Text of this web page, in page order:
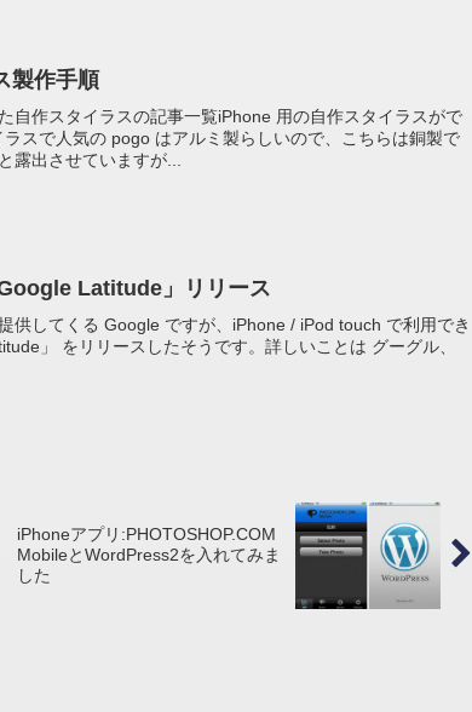
製作手順
自作スタイラスの記事一覧iPhone 用の自作スタイラスがで
スで人気の pogo はアルミ製らしいので、こちらは銅製で
露出させていますが...
Latitude」リリース
供してくる Google ですが、iPhone / iPod touch で利用でき
」 をリリースしたそうです。詳しいことは グーグル、
iPhoneアプリ:PHOTOSHOP.COM
MobileとWordPress2を入れてみま
した